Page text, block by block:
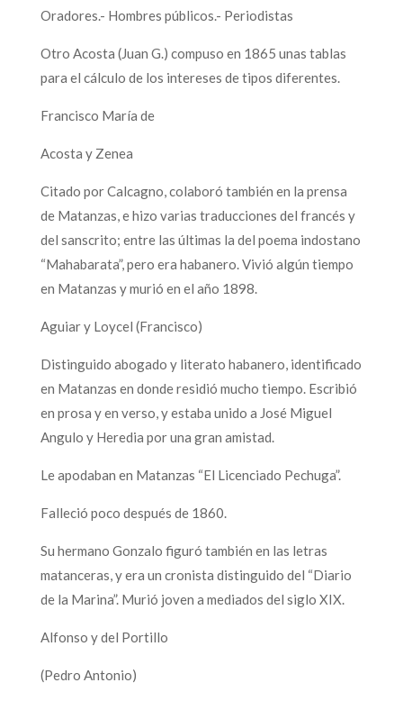
Oradores.- Hombres públicos.- Periodistas
Otro Acosta (Juan G.) compuso en 1865 unas tablas
para el cálculo de los intereses de tipos diferentes.
Francisco María de
Acosta y Zenea
Citado por Calcagno, colaboró también en la prensa
de Matanzas, e hizo varias traducciones del francés y
del sanscrito; entre las últimas la del poema indostano
“Mahabarata”, pero era habanero. Vivió algún tiempo
en Matanzas y murió en el año 1898.
Aguiar y Loycel (Francisco)
Distinguido abogado y literato habanero, identificado
en Matanzas en donde residió mucho tiempo. Escribió
en prosa y en verso, y estaba unido a José Miguel
Angulo y Heredia por una gran amistad.
Le apodaban en Matanzas “El Licenciado Pechuga”.
Falleció poco después de 1860.
Su hermano Gonzalo figuró también en las letras
matanceras, y era un cronista distinguido del “Diario
de la Marina”. Murió joven a mediados del siglo XIX.
Alfonso y del Portillo
(Pedro Antonio)